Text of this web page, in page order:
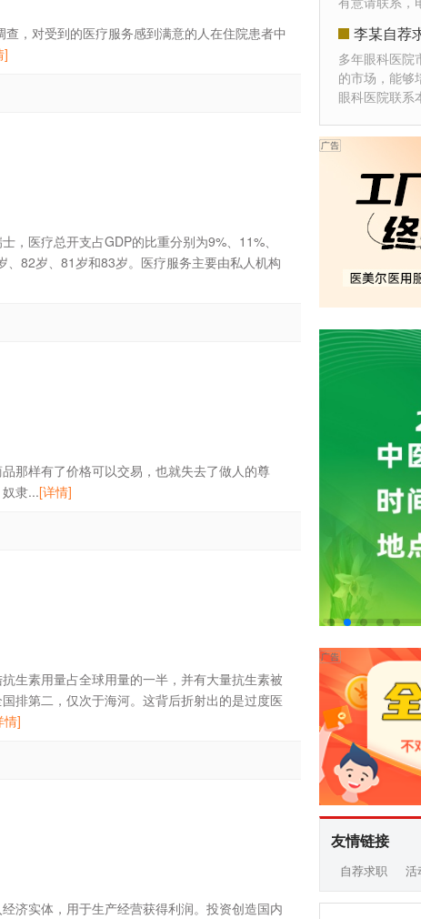
，对受到的医疗服务感到满意的人在住院患者中
]
医疗总开支占GDP的比重分别为9%、11%、
82岁、81岁和83岁。医疗服务主要由私人机构
那样有了价格可以交易，也就失去了做人的尊
隶...[详情]
生素用量占全球用量的一半，并有大量抗生素被
排第二，仅次于海河。这背后折射出的是过度医
情]
济实体，用于生产经营获得利润。投资创造国内
李某自荐
多年眼科医院
的市场，能够
眼科医院联系
友情链接
自荐求职 活